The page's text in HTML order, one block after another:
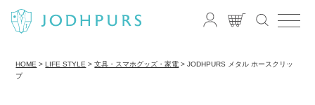
HOME LIFE STYLE 文具・スマホグッズ・家電
JODHPURS メタル ホースクリッ
プ